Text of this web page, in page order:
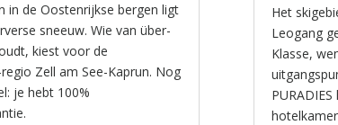
in de Oostenrijkse bergen ligt
sneeuw. Wie van über-
kiest voor de
Zell am See-Kaprun. Nog
je hebt 100%
Het
Leogang
Klasse,